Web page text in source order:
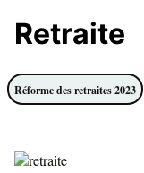
Retraite
Réforme des retraites 2023